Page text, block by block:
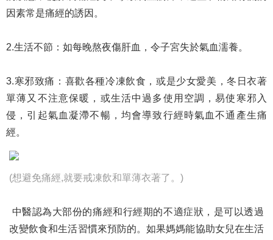
因素常是痛經的誘因。
2.生活不節：如每晚熬夜傷肝血，令子宮失於氣血濡養。
3.寒邪致痛：喜歡各種冷凍飲食，或是少女愛美，冬日衣著
單薄又不注意保暖，或生活中過多使用空調，易使寒邪入
侵，引起氣血凝滯不暢，均會導致行經時氣血不通產生痛
經。
(想避免痛經,就要戒凍飲和單薄衣著了。)
中醫認為大部份的痛經和行經期的不適症狀，是可以透過
改變飲食和生活習慣來預防的。如果媽媽能協助女兒在生活